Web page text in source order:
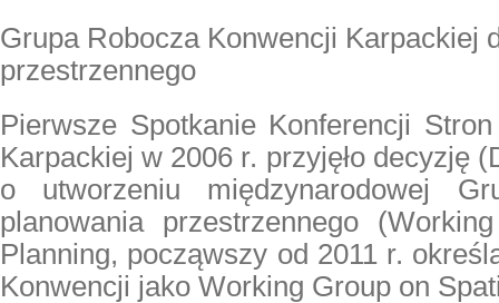
Grupa Robocza Konwencji Karpackiej
przestrzennego
Pierwsze Spotkanie Konferencji
Karpackiej w 2006 r. przyjęło decyzję
o utworzeniu międzynarodowej
planowania przestrzennego
Planning, począwszy od 2011 r.
Konwencji jako Working Group on